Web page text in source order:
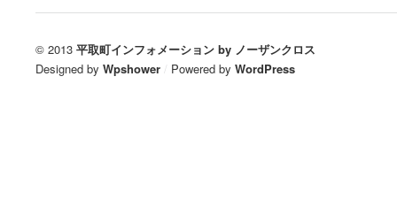
© 2013 平取町インフォメーション by ノーザンクロス
Designed by Wpshower / Powered by WordPress